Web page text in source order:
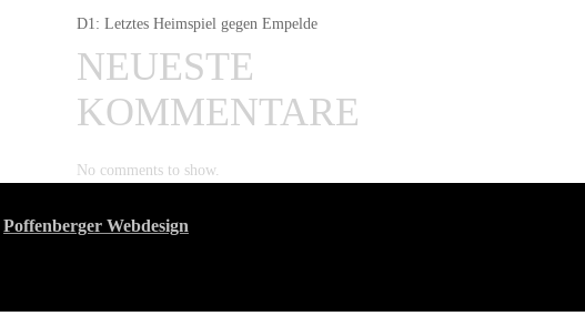
D1: Letztes Heimspiel gegen Empelde
NEUESTE
KOMMENTARE
No comments to show.
Poffenberger Webdesign